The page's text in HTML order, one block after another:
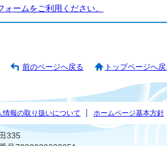
ームをご利用ください。
前のページへ戻る
トップページへ戻
情報の取り扱いについて ホームページ基本方針
335